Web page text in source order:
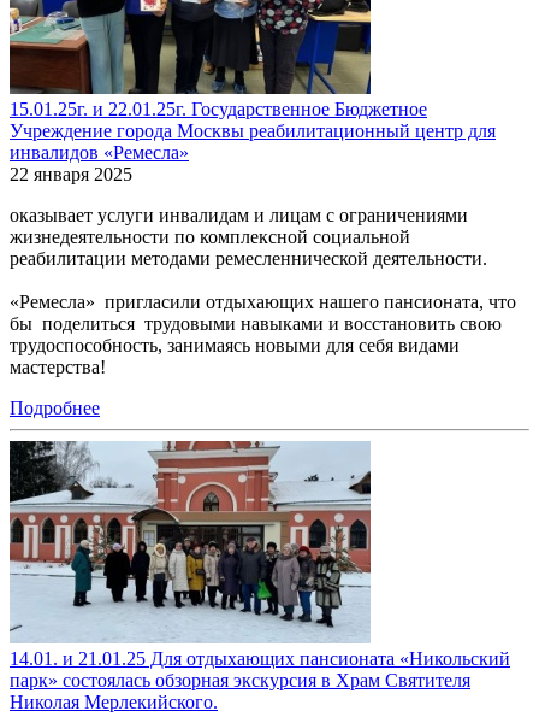
15.01.25г. и 22.01.25г. Государственное Бюджетное
Учреждение города Москвы реабилитационный центр для
инвалидов «Ремесла»
22 января 2025
оказывает услуги инвалидам и лицам с ограничениями
жизнедеятельности по комплексной социальной
реабилитации методами ремесленнической деятельности.
«Ремесла» пригласили отдыхающих нашего пансионата, что
бы поделиться трудовыми навыками и восстановить свою
трудоспособность, занимаясь новыми для себя видами
мастерства!
Подробнее
14.01. и 21.01.25 Для отдыхающих пансионата «Никольский
парк» состоялась обзорная экскурсия в Храм Святителя
Николая Мерлекийского.